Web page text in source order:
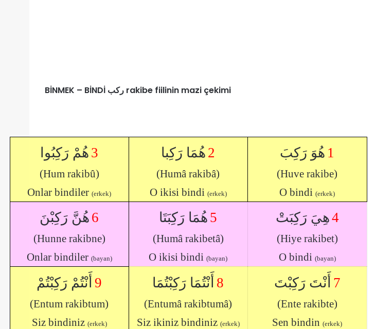
BİNMEK – BİNDİ ركب rakibe fiilinin mazi çekimi
هُمْ رَكِبُوا 3
(Hum rakibû)
Onlar bindiler(erkek)
هُمَا رَكِبا 2
(Humâ rakibâ)
O ikisi bindi (erkek)
هُوَ رَكِبَ 1
(Huve rakibe)
O bindi(erkek)
هُنَّ رَكِبْنَ 6
(Hunne rakibne)
Onlar bindiler (bayan)
هُمَا رَكِبَتَا 5
(Humâ rakibetâ)
O ikisi bindi(bayan)
هِيَ رَكِبَتْ4
(Hiye rakibet)
O bindi (bayan)
أَنْتُمْ رَكِبْتُمْ 9
(Entum rakibtum)
Siz bindiniz (erkek)
أَنْتُمَا رَكِبْتُمَا 8
(Entumâ rakibtumâ)
Siz ikiniz bindiniz (erkek)
أَنْتَ رَكِبْتَ 7
(Ente rakibte)
Sen bindin(erkek)